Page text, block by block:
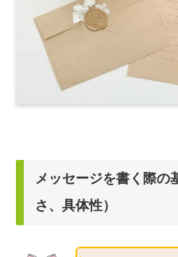
メッセージを書く際の
さ、具体性）